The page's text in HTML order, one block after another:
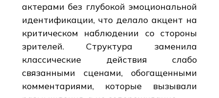
актерами без глубокой эмоциональной
идентификации, что делало акцент на
критическом наблюдении со стороны
зрителей. Структура заменила
классические действия слабо
связанными сценами, обогащенными
комментариями, которые вызывали